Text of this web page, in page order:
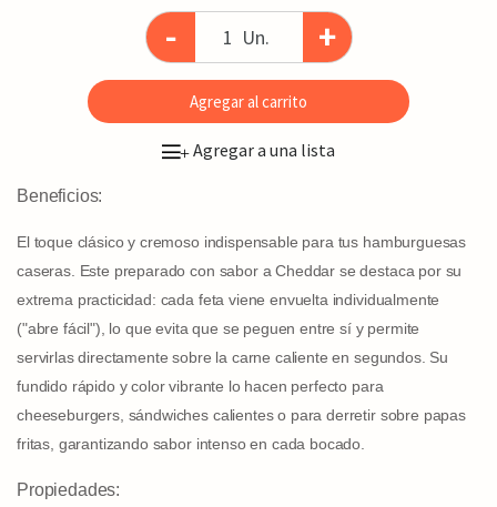
- Un. +
Agregar al carrito
+Agregar a una lista
Beneficios:
El toque clásico y cremoso indispensable para tus hamburguesas
caseras. Este preparado con sabor a Cheddar se destaca por su
extrema practicidad: cada feta viene envuelta individualmente
("abre fácil"), lo que evita que se peguen entre sí y permite
servirlas directamente sobre la carne caliente en segundos. Su
fundido rápido y color vibrante lo hacen perfecto para
cheeseburgers, sándwiches calientes o para derretir sobre papas
fritas, garantizando sabor intenso en cada bocado.
Propiedades: